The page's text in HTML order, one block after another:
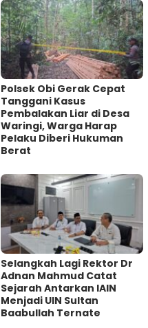
Polsek Obi Gerak Cepat
Tanggani Kasus
Pembalakan Liar di Desa
Waringi, Warga Harap
Pelaku Diberi Hukuman
Berat
Selangkah Lagi Rektor Dr
Adnan Mahmud Catat
Sejarah Antarkan IAIN
Menjadi UIN Sultan
Baabullah Ternate